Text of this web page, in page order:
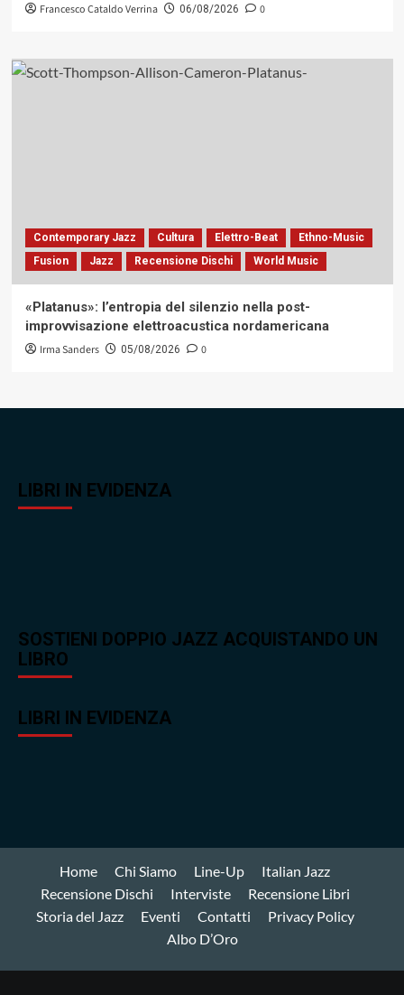
Francesco Cataldo Verrina 06/08/2026 0
Contemporary Jazz Cultura Elettro-Beat
Ethno-Music
Fusion
Jazz Recensione Dischi World Music
«Platanus»: l’entropia del silenzio nella post-
improvvisazione elettroacustica nordamericana
Irma Sanders 05/08/2026 0
LIBRI IN EVIDENZA
SOSTIENI DOPPIO JAZZ ACQUISTANDO UN
LIBRO
LIBRI IN EVIDENZA
Home Chi Siamo Line-Up
Italian Jazz
Recensione Dischi
Interviste
Recensione Libri
Storia del Jazz
Eventi Contatti
Privacy Policy
Albo D’Oro